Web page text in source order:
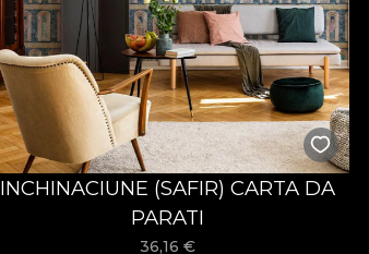
INCHINACIUNE (SAFIR) CARTA DA
PARATI
36,16 €